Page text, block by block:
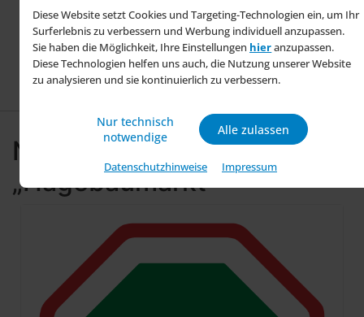
Diese Website setzt Cookies und Targeting-Technologien ein, um Ihr
Surferlebnis zu verbessern und Werbung individuell anzupassen.
Sie haben die Möglichkeit, Ihre Einstellungen hieranzupassen.
Diese Technologien helfen uns auch, die Nutzung unserer Website
zu analysieren und sie kontinuierlich zu verbessern.
Nur technisch
notwendige
Alle zulassen
Datenschutzhinweise Impressum
Eisenwaren
Neueste Beiträge zu
„Hagebaumarkt“